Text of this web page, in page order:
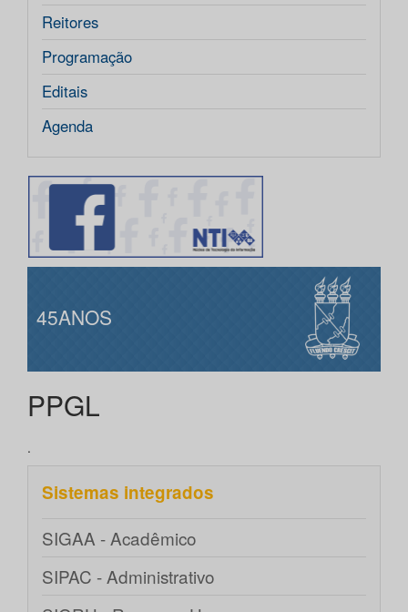
Reitores
Programação
Editais
Agenda
45ANOS
PPGL
.
Sistemas integrados
SIGAA - Acadêmico
SIPAC - Administrativo